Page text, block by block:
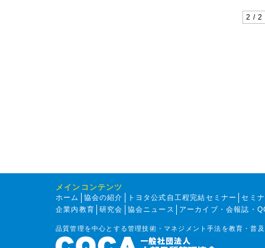
2 / 2
メインコンテンツ
ホーム 協会の紹介 トヨタ公式自工程完結セミナー
セミ
企業内教育
研究会 協会ニュース アーカイブ・会報誌・
品質管理を中心とする管理技術・マネジメント手法を教育・普